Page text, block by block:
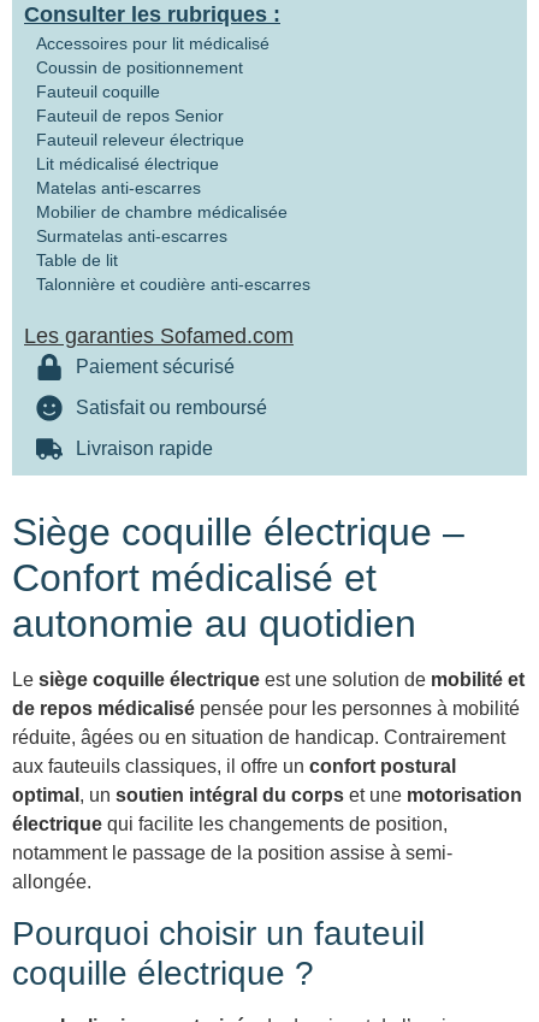
Consulter les rubriques :
Accessoires pour lit médicalisé
Coussin de positionnement
Fauteuil coquille
Fauteuil de repos Senior
Fauteuil releveur électrique
Lit médicalisé électrique
Matelas anti-escarres
Mobilier de chambre médicalisée
Surmatelas anti-escarres
Table de lit
Talonnière et coudière anti-escarres
Les garanties Sofamed.com
Paiement sécurisé
Satisfait ou remboursé
Livraison rapide
Siège coquille électrique –
Confort médicalisé et
autonomie au quotidien
Le siège coquille électrique est une solution de mobilité et
de repos médicalisé pensée pour les personnes à mobilité
réduite, âgées ou en situation de handicap. Contrairement
aux fauteuils classiques, il offre un confort postural
optimal , un soutien intégral du corps et une motorisation
électrique qui facilite les changements de position,
notamment le passage de la position assise à semi-
allongée.
Pourquoi choisir un fauteuil
coquille électrique ?